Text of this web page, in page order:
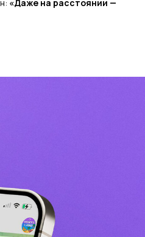
«Даже на расстоянии —